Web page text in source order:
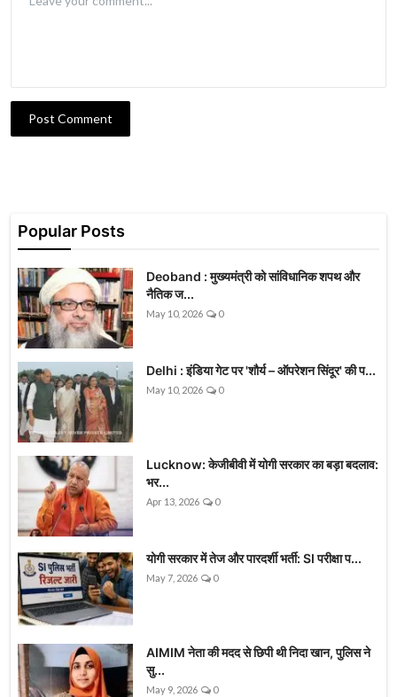
Post Comment
Popular Posts
Deoband : मुख्यमंत्री को सांविधानिक शपथ और
नैतिक ज...
May 10, 2026 0
Delhi : इंडिया गेट पर 'शौर्य – ऑपरेशन सिंदूर' की प...
May 10, 2026 0
Lucknow: केजीबीवी में योगी सरकार का बड़ा बदलाव:
भर...
Apr 13, 2026 0
योगी सरकार में तेज और पारदर्शी भर्ती: SI परीक्षा प...
May 7, 2026 0
AIMIM नेता की मदद से छिपी थी निदा खान, पुलिस ने
सु...
May 9, 2026 0